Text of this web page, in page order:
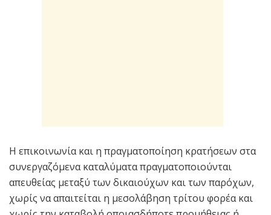
Η επικοινωνία και η πραγματοποίηση κρατήσεων στα
συνεργαζόμενα καταλύματα πραγματοποιούνται
απευθείας μεταξύ των δικαιούχων και των παρόχων,
χωρίς να απαιτείται η μεσολάβηση τρίτου φορέα και